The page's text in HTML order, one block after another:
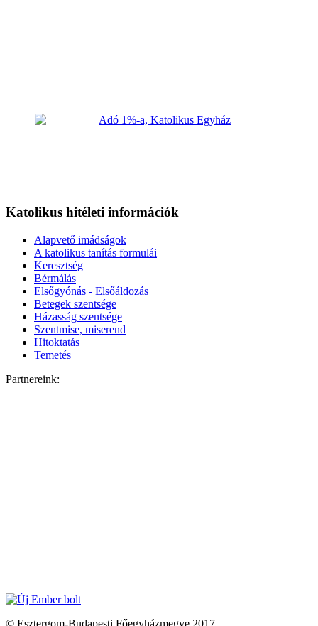
Katolikus hitéleti információk
Alapvető imádságok
A katolikus tanítás formulái
Keresztség
Bérmálás
Elsőgyónás - Elsőáldozás
Betegek szentsége
Házasság szentsége
Szentmise, miserend
Hitoktatás
Temetés
Partnereink: